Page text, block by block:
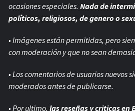
ocasiones especiales.Nada de
políticos, religiosos, de genero o
• Imágenes están permitidas, pero
conmoderación y que no sean
• Los comentarios de usuarios nuevos
moderados antes de publicarse.
• Por ultimo,las reseñas y criticas en